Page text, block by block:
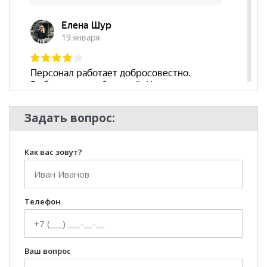
Задать вопрос:
Как вас зовут?
Телефон
Ваш вопрос